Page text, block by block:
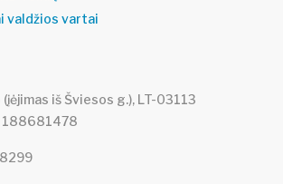
valdžios vartai
iš Šviesos g.), LT-03113
188681478